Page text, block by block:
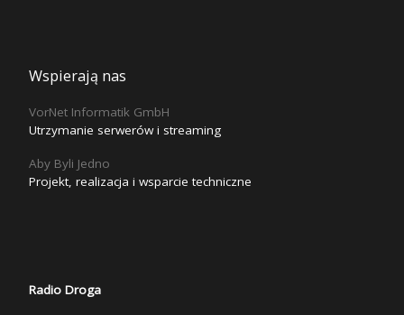
Wspierają nas
VorNet Informatik GmbH
Utrzymanie serwerów i streaming
Aby Byli Jedno
Projekt, realizacja i wsparcie techniczne
Radio Droga